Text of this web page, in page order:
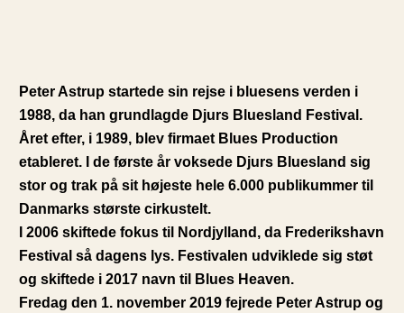
Peter Astrup startede sin rejse i bluesens verden i
1988, da han grundlagde Djurs Bluesland Festival.
Året efter, i 1989, blev firmaet Blues Production
etableret. I de første år voksede Djurs Bluesland sig
stor og trak på sit højeste hele 6.000 publikummer til
Danmarks største cirkustelt.
I 2006 skiftede fokus til Nordjylland, da Frederikshavn
Festival så dagens lys. Festivalen udviklede sig støt
og skiftede i 2017 navn til Blues Heaven.
Fredag den 1. november 2019 fejrede Peter Astrup og